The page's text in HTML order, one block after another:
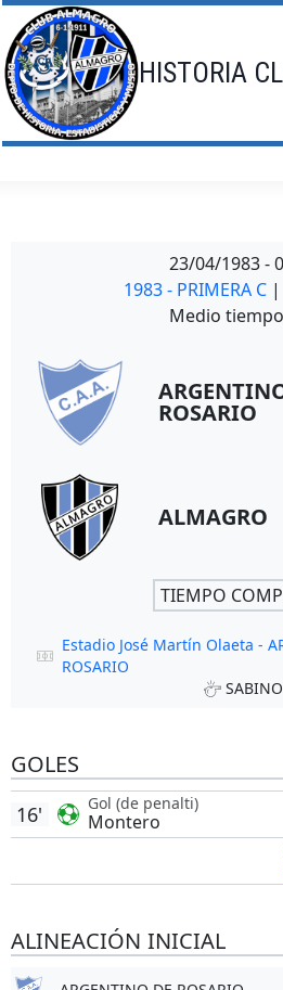
Saltar
al
contenido
HISTORIA
23/04/1983 -
1983 - PRIMERA C |
Medio
ROSARIO
ALMAGRO
TIEMPO
Estadio José Martín Olaeta -
ROSARIO
SABINO
GOLES
Gol (de penalti)
Montero
16'
ALINEACIÓN INICIAL